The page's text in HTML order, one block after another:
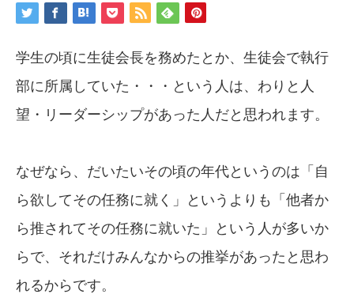
学生の頃に生徒会長を務めたとか、生徒会で執行
部に所属していた・・・という人は、わりと人
望・リーダーシップがあった人だと思われます。
なぜなら、だいたいその頃の年代というのは「自
ら欲してその任務に就く」というよりも「他者か
ら推されてその任務に就いた」という人が多いか
らで、それだけみんなからの推挙があったと思わ
れるからです。